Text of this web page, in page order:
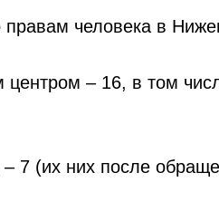
человека в
– 16, в том
7 (их них после